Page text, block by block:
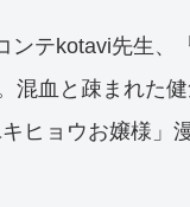
テkotavi先生、
混血と疎まれた
ヒョウお嬢様」